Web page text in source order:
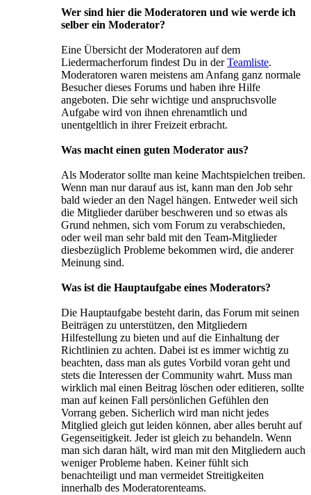
Wer sind hier die Moderatoren und wie werde ich
selber ein Moderator?
Eine Übersicht der Moderatoren auf dem
Liedermacherforum findest Du in derTeamliste.
Moderatoren waren meistens am Anfang ganz normale
Besucher dieses Forums und haben ihre Hilfe
angeboten. Die sehr wichtige und anspruchsvolle
Aufgabe wird von ihnen ehrenamtlich und
unentgeltlich in ihrer Freizeit erbracht.
Was macht einen guten Moderator aus?
Als Moderator sollte man keine Machtspielchen treiben.
Wenn man nur darauf aus ist, kann man den Job sehr
bald wieder an den Nagel hängen. Entweder weil sich
die Mitglieder darüber beschweren und so etwas als
Grund nehmen, sich vom Forum zu verabschieden,
oder weil man sehr bald mit den Team-Mitglieder
diesbezüglich Probleme bekommen wird, die anderer
Meinung sind.
Was ist die Hauptaufgabe eines Moderators?
Die Hauptaufgabe besteht darin, das Forum mit seinen
Beiträgen zu unterstützen, den Mitgliedern
Hilfestellung zu bieten und auf die Einhaltung der
Richtlinien zu achten. Dabei ist es immer wichtig zu
beachten, dass man als gutes Vorbild voran geht und
stets die Interessen der Community wahrt. Muss man
wirklich mal einen Beitrag löschen oder editieren, sollte
man auf keinen Fall persönlichen Gefühlen den
Vorrang geben. Sicherlich wird man nicht jedes
Mitglied gleich gut leiden können, aber alles beruht auf
Gegenseitigkeit. Jeder ist gleich zu behandeln. Wenn
man sich daran hält, wird man mit den Mitgliedern auch
weniger Probleme haben. Keiner fühlt sich
benachteiligt und man vermeidet Streitigkeiten
innerhalb des Moderatorenteams.